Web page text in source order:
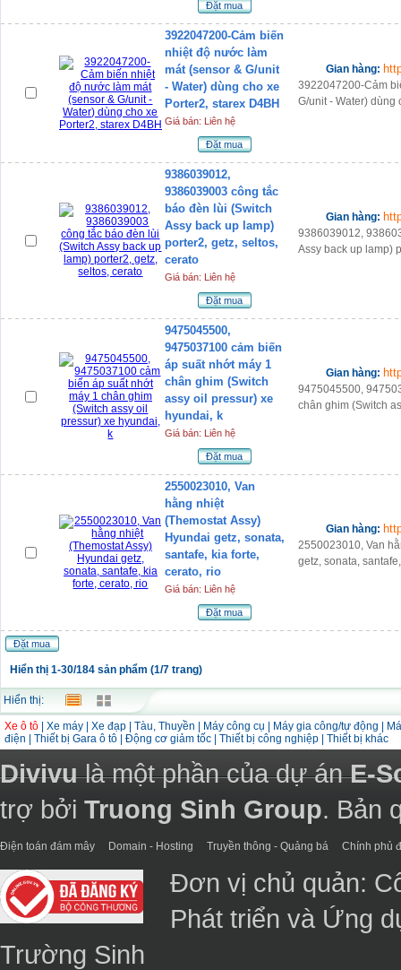
Đặt mua
3922047200-Cảm biến
nhiệt độ nước làm
mát (sensor & G/unit
- Water) dùng cho xe
Porter2, starex D4BH
Giá bán: Liên hệ
Đặt mua
Gian hàng:
3922047200-Cảm
G/unit - Water) dùng
9386039012,
9386039003 công tắc
báo đèn lùi (Switch
Assy back up lamp)
porter2, getz, seltos,
cerato
Giá bán: Liên hệ
Đặt mua
Gian hàng:
9386039012,
Assy back up lamp)
9475045500,
9475037100 cảm biến
áp suất nhớt máy 1
chân ghim (Switch
assy oil pressur) xe
hyundai, k
Giá bán: Liên hệ
Đặt mua
Gian hàng:
9475045500,
chân ghim (Switch
2550023010, Van
hằng nhiệt
(Themostat Assy)
Hyundai getz, sonata,
santafe, kia forte,
cerato, rio
Giá bán: Liên hệ
Đặt mua
Gian hàng:
2550023010, Van
getz, sonata,
Đặt mua
Hiển thị 1-30/184 sản phẩm (1/7 trang)
Hiển thị:
Xe ô tô Xe máy Xe đạp Tàu, Thuyền Máy công cụ Máy gia công/tự động
điện
Thiết bị Gara ô tô Động cơ giảm tốc Thiết bị công nghiệp Thiết bị khác
Divivulà một phần của dự ánE-
trợ bởi Truong Sinh Group. Bản
Điện toán đám mây Domain - Hosting Truyền thông - Quảng bá Chính phủ
Đơn vị chủ quản:
Phát triển và Ứng
Trường Sinh